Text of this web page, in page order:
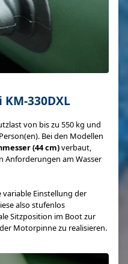
330DXL
von bis zu 550 kg und
Bei den Modellen
(44 cm)verbaut,
Anforderungen am Wasser
variable Einstellung der
also stufenlos
Sitzposition im Boot zur
Motorpinne zu realisieren.